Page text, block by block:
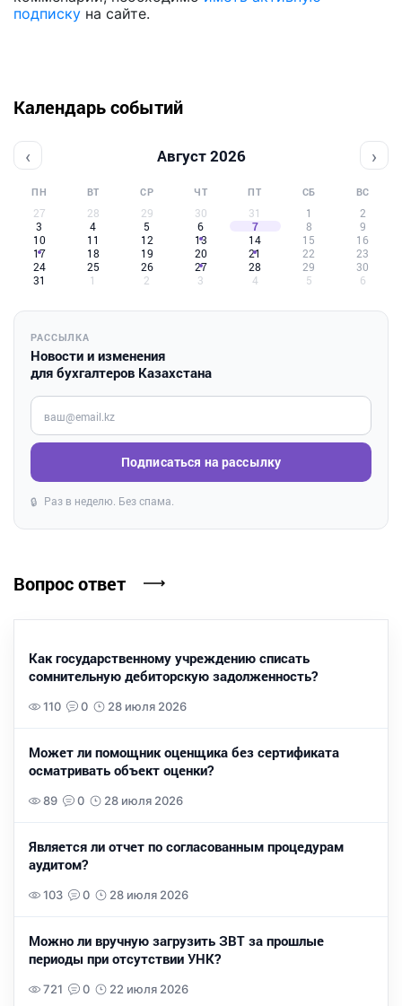
подписку на сайте.
Календарь событий
‹ Август 2026 ›
ПН ВТ СР ЧТ ПТ СБ ВС
27 28 29 30 31 1
2
3
4 5 6 7 8
9
10
11 12 13 14 15
16
17
18 19 20 21 22
23
24
25 26 27 28 29
30
31
1 2 3 4 5 6
РАССЫЛКА
Новости и изменения
для бухгалтеров Казахстана
Введите ваш e-mail
Подписаться на рассылку
🔒 Раз в неделю. Без спама.
Вопрос ответ
Как государственному учреждению списать
сомнительную дебиторскую задолженность?
110 0 28 июля 2026
Может ли помощник оценщика без сертификата
осматривать объект оценки?
89 0 28 июля 2026
Является ли отчет по согласованным процедурам
аудитом?
103 0 28 июля 2026
Можно ли вручную загрузить ЗВТ за прошлые
периоды при отсутствии УНК?
721 0 22 июля 2026